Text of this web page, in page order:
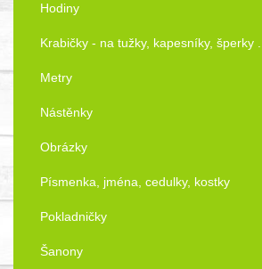
Hodiny
Krabičky - na tužky, kapesníky, šperky ...
Metry
Nástěnky
Obrázky
Písmenka, jména, cedulky, kostky
Pokladničky
Šanony